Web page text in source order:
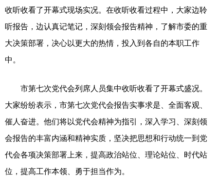
收听收看了开幕式现场实况。在收听收看过程中，大家边聆
听报告，边认真记笔记，深刻领会报告精神，了解市委的重
大决策部署，决心以更大的热情，投入到各自的本职工作
中。
市第七次党代会列席人员集中收听收看了开幕式盛况。
大家纷纷表示，市第七次党代会报告实事求是、全面客观、
催人奋进。他们将以党代会精神为指引，深入学习、深刻领
会报告的丰富内涵和精神实质，坚决把思想和行动统一到党
代会各项决策部署上来，提高政治站位、理论站位、时代站
位，提高工作本领、勇于担当作为。